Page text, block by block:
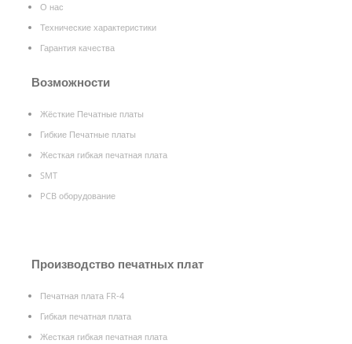
О нас
Технические характеристики
Гарантия качества
Возможности
Жёсткие Печатные платы
Гибкие Печатные платы
Жесткая гибкая печатная плата
SMT
PCB оборудование
Производство печатных плат
Печатная плата FR-4
Гибкая печатная плата
Жесткая гибкая печатная плата